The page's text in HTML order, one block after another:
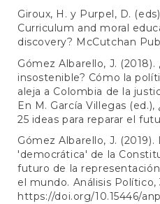
Giroux, H. y Purpel, D.
Curriculum and moral
discovery? McCutchan
Gómez Albarello, J.
insostenible? Cómo la
aleja a Colombia de la
En M. García Villegas
25 ideas para reparar el
Gómez Albarello, J. (2019).
'democrática' de la
futuro de la
el mundo. Análisis Político,
https://doi.org/10.15446/